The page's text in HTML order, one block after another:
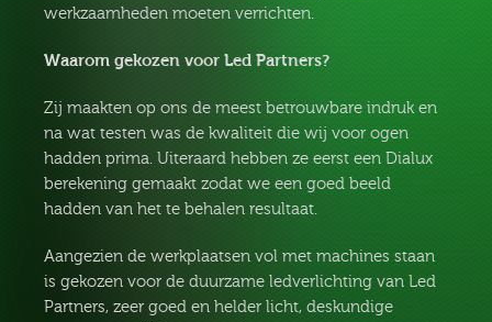
werkzaamheden moeten verrichten.
Waarom gekozen voor Led Partners?
Zij maakten op ons de meest betrouwbare indruk en
na wat testen was de kwaliteit die wij voor ogen
hadden prima. Uiteraard hebben ze eerst een Dialux
berekening gemaakt zodat we een goed beeld
hadden van het te behalen resultaat.
Aangezien de werkplaatsen vol met machines staan
is gekozen voor de duurzame ledverlichting van Led
Partners, zeer goed en helder licht, deskundige